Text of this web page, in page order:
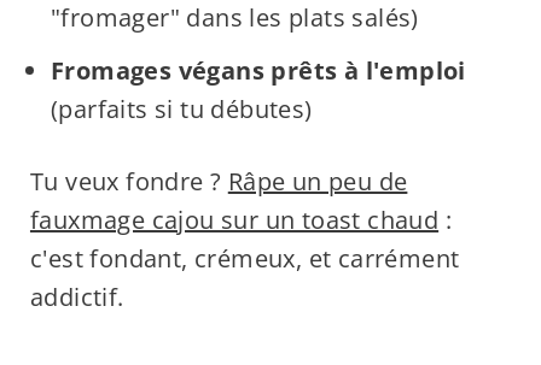
"fromager" dans les plats salés)
Fromages végans prêts à l'emploi
(parfaits si tu débutes)
Tu veux fondre ? Râpe un peu de
fauxmage cajou sur un toast chaud :
c'est fondant, crémeux, et carrément
addictif.